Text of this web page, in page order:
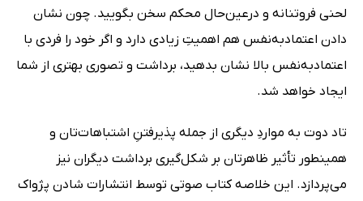
لحنی فروتنانه و درعین‌حال محکم سخن بگویید. چون نشان
دادن اعتمادبه‌نفس هم اهمیتِ زیادی دارد و اگر خود را فردی با
اعتمادبه‌نفس بالا نشان بدهید، برداشت و تصوری بهتری از شما
ایجاد خواهد شد.
تاد دوت به مواردِ دیگری از جمله پذیرفتنِ اشتباهات‌تان و
همینطور تأثیر ظاهرتان بر شکل‌گیری برداشت دیگران نیز
می‌پردازد. این خلاصه کتاب صوتی توسط انتشارات شادن پژواک